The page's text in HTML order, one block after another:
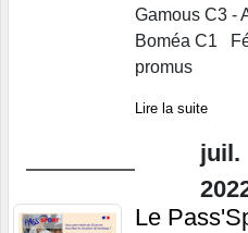
Gamous C3 -
Boméa C1
promus
Lire la suite
juil.
Le